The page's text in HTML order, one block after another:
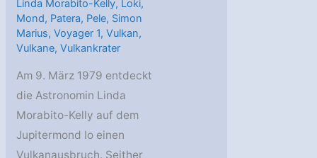
Linda Morabito-Kelly, Loki,
Mond, Patera, Pele, Simon
Marius,Voyager 1,Vulkan,
Vulkane,Vulkankrater
Am 9. März 1979 entdeckt
die Astronomin Linda
Morabito-Kelly auf dem
Jupitermond Io einen
Vulkanausbruch. Seither